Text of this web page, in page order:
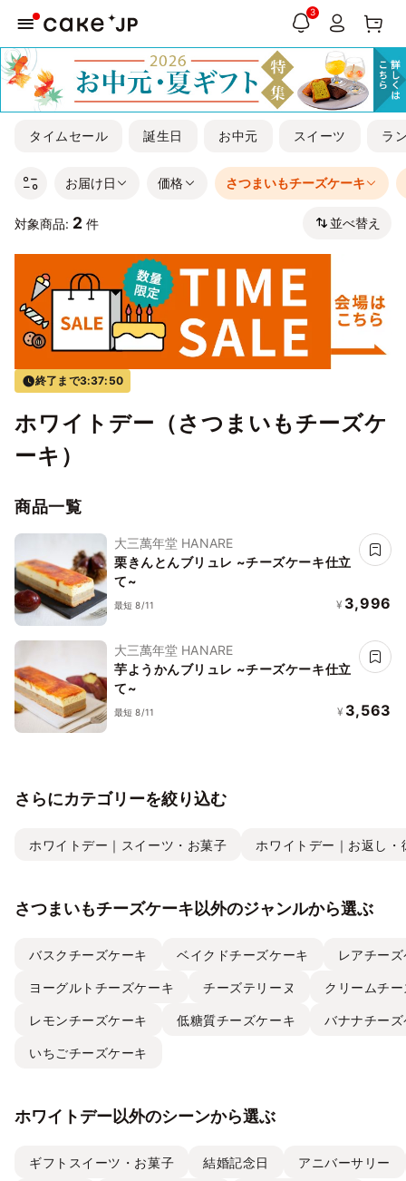
3
タイムセール 誕生日 お中元 スイーツ ラ
お届け日 価格 さつまいもチーズケーキ
対象商品: 2 件 並べ替え
終了まで3:37:50
ホワイトデー（さつまいもチーズケ
ーキ）
商品一覧
大三萬年堂 HANARE
栗きんとんブリュレ ~チーズケーキ仕立
て~
最短 8/11 ¥ 3,996
大三萬年堂 HANARE
芋ようかんブリュレ ~チーズケーキ仕立
て~
最短 8/11 ¥ 3,563
さらにカテゴリーを絞り込む
ホワイトデー｜スイーツ・お菓子 ホワイトデー｜お返し
さつまいもチーズケーキ以外のジャンルから選ぶ
バスクチーズケーキ ベイクドチーズケーキ レアチー
ヨーグルトチーズケーキ チーズテリーヌ クリームチ
レモンチーズケーキ 低糖質チーズケーキ バナナチー
いちごチーズケーキ
ホワイトデー以外のシーンから選ぶ
ギフトスイーツ・お菓子 結婚記念日 アニバーサリー